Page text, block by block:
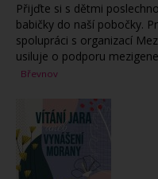
Přijďte si s dětmi
babičky do naší pobočky.
spolupráci s organizací
usiluje o podporu
Břevnov